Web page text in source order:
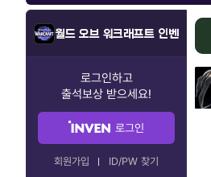
월드 오브 워크래프트 인벤
로그인하고
출석보상 받으세요!
로그인
회원가입 ID/PW 찾기